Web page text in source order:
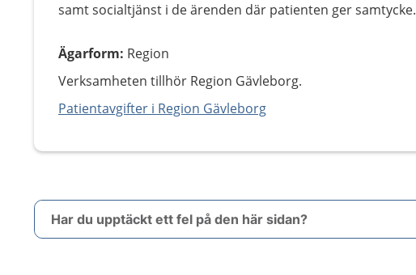
samt socialtjänst i de ärenden där patienten ger samtycke.
Ägarform: Region
Verksamheten tillhör Region Gävleborg.
Patientavgifter i Region Gävleborg
Har du upptäckt ett fel på den här sidan?